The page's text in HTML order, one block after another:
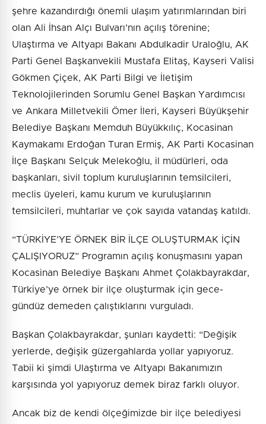
şehre kazandırdığı önemli ulaşım yatırımlarından biri
olan Ali İhsan Alçı Bulvarı’nın açılış törenine;
Ulaştırma ve Altyapı Bakanı Abdulkadir Uraloğlu, AK
Parti Genel Başkanvekili Mustafa Elitaş, Kayseri Valisi
Gökmen Çiçek, AK Parti Bilgi ve İletişim
Teknolojilerinden Sorumlu Genel Başkan Yardımcısı
ve Ankara Milletvekili Ömer İleri, Kayseri Büyükşehir
Belediye Başkanı Memduh Büyükkılıç, Kocasinan
Kaymakamı Erdoğan Turan Ermiş, AK Parti Kocasinan
İlçe Başkanı Selçuk Melekoğlu, il müdürleri, oda
başkanları, sivil toplum kuruluşlarının temsilcileri,
meclis üyeleri, kamu kurum ve kuruluşlarının
temsilcileri, muhtarlar ve çok sayıda vatandaş katıldı.
“TÜRKİYE’YE ÖRNEK BİR İLÇE OLUŞTURMAK İÇİN
ÇALIŞIYORUZ” Programın açılış konuşmasını yapan
Kocasinan Belediye Başkanı Ahmet Çolakbayrakdar,
Türkiye’ye örnek bir ilçe oluşturmak için gece-
gündüz demeden çalıştıklarını vurguladı.
Başkan Çolakbayrakdar, şunları kaydetti: “Değişik
yerlerde, değişik güzergahlarda yollar yapıyoruz.
Tabii ki şimdi Ulaştırma ve Altyapı Bakanımızın
karşısında yol yapıyoruz demek biraz farklı oluyor.
Ancak biz de kendi ölçeğimizde bir ilçe belediyesi